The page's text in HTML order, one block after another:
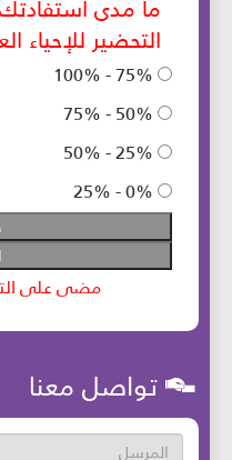
تواصل معنا